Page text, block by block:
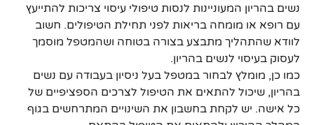
נשים בהריון המעוניינות לנסות טיפולי עיסוי צריכות להתייעץ
עם רופא או מומחה בריאות לפני תחילת הטיפולים. חשוב
לוודא שהתהליך מתבצע בצורה בטוחה ושהמטפל מוסמך
לעסוק בעיסוי לנשים בהריון.
כמו כן, מומלץ לבחור במטפל בעל ניסיון בעבודה עם נשים
בהריון, שיכול להתאים את הטיפול לצרכים הספציפיים של
כל אישה. יש לקחת בחשבון את השינויים המתרחשים בגוף